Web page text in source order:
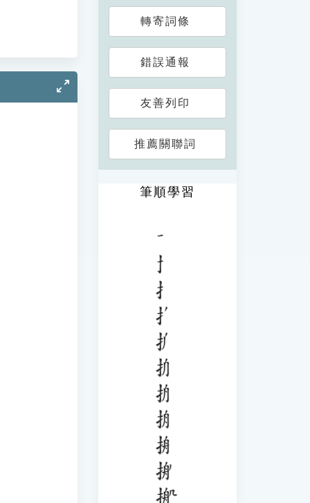
轉寄詞條
錯誤通報
友善列印
推薦關聯詞
筆順學習